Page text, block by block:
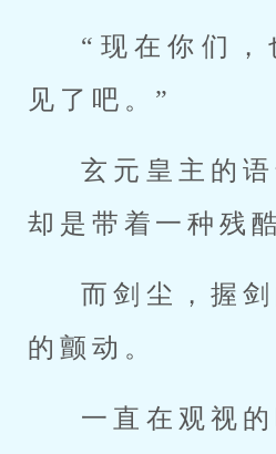
“现在你们，
见了吧。”
玄元皇主的
却是带着一种残酷
而剑尘，握
的颤动。
一直在观视